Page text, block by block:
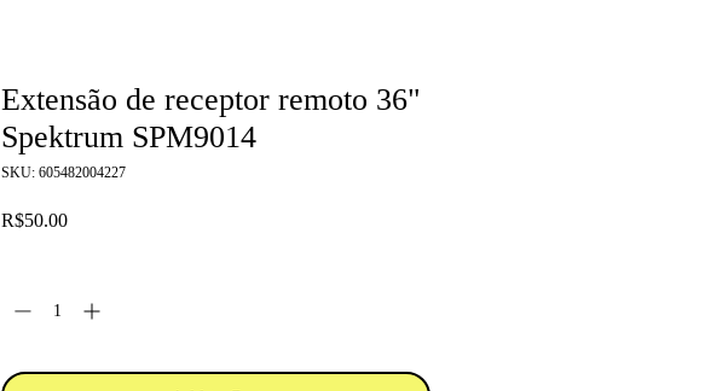
Extensão de receptor remoto 36"
Spektrum SPM9014
SKU: 605482004227
R$50.00Price